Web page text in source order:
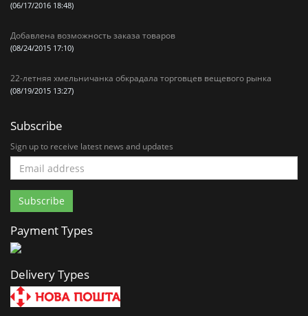
(06/17/2016 18:48)
Добавлена возможность заказа товаров
(08/24/2015 17:10)
22-летняя хмельничанка обкрадала торговцев вещевого рынка
(08/19/2015 13:27)
Subscribe
Sign up to receive latest news and updates
Payment Types
Delivery Types